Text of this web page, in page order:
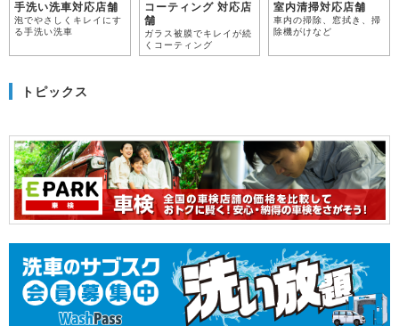
手洗い洗車対応店舗
泡でやさしくキレイにす
る手洗い洗車
コーティング 対応店
舗
ガラス被膜でキレイが続
くコーティング
室内清掃対応店舗
車内の掃除、窓拭き、掃
除機がけなど
トピックス